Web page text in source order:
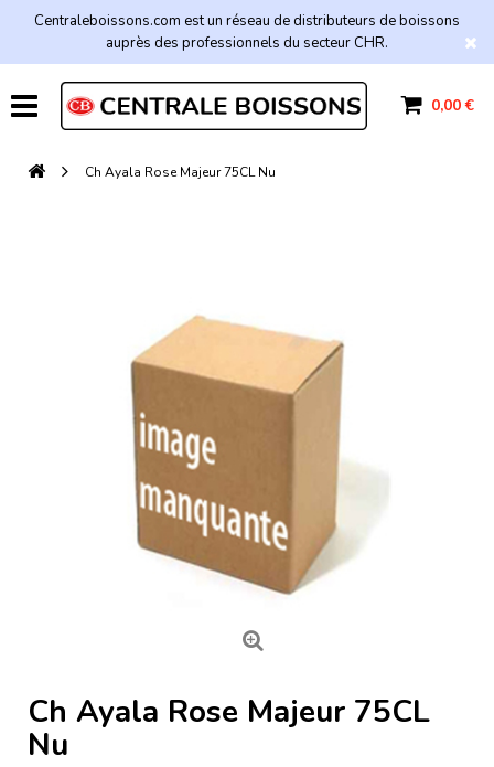
Centraleboissons.com est un réseau de distributeurs de boissons
auprès des professionnels du secteur CHR.
0,00 €
Ch Ayala Rose Majeur 75CL Nu
Ch Ayala Rose Majeur 75CL
Nu